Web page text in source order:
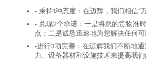
• 秉持1种态度：在迈辉，我们相信“
• 兑现2个承诺：一是将您的货物准
点；二是诚恳迅速地为您解决任何可
•进行3项完善：在迈辉我们不断地
力、设备器材和设施技术来提高我们